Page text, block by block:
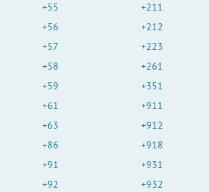
+55
+56
+57
+58
+59
+61
+63
+86
+91
+92
+211
+212
+223
+261
+351
+911
+912
+918
+931
+932